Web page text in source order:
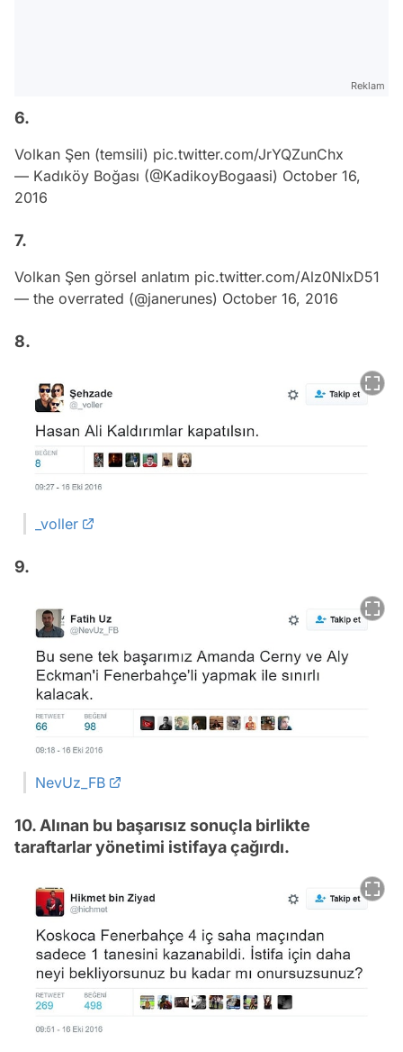
Reklam
6.
Volkan Şen (temsili) pic.twitter.com/JrYQZunChx
— Kadıköy Boğası (@KadikoyBogaasi) October 16,
2016
7.
Volkan Şen görsel anlatım pic.twitter.com/Alz0NlxD51
— the overrated (@janerunes) October 16, 2016
8.
_voller
9.
NevUz_FB
10. Alınan bu başarısız sonuçla birlikte
taraftarlar yönetimi istifaya çağırdı.